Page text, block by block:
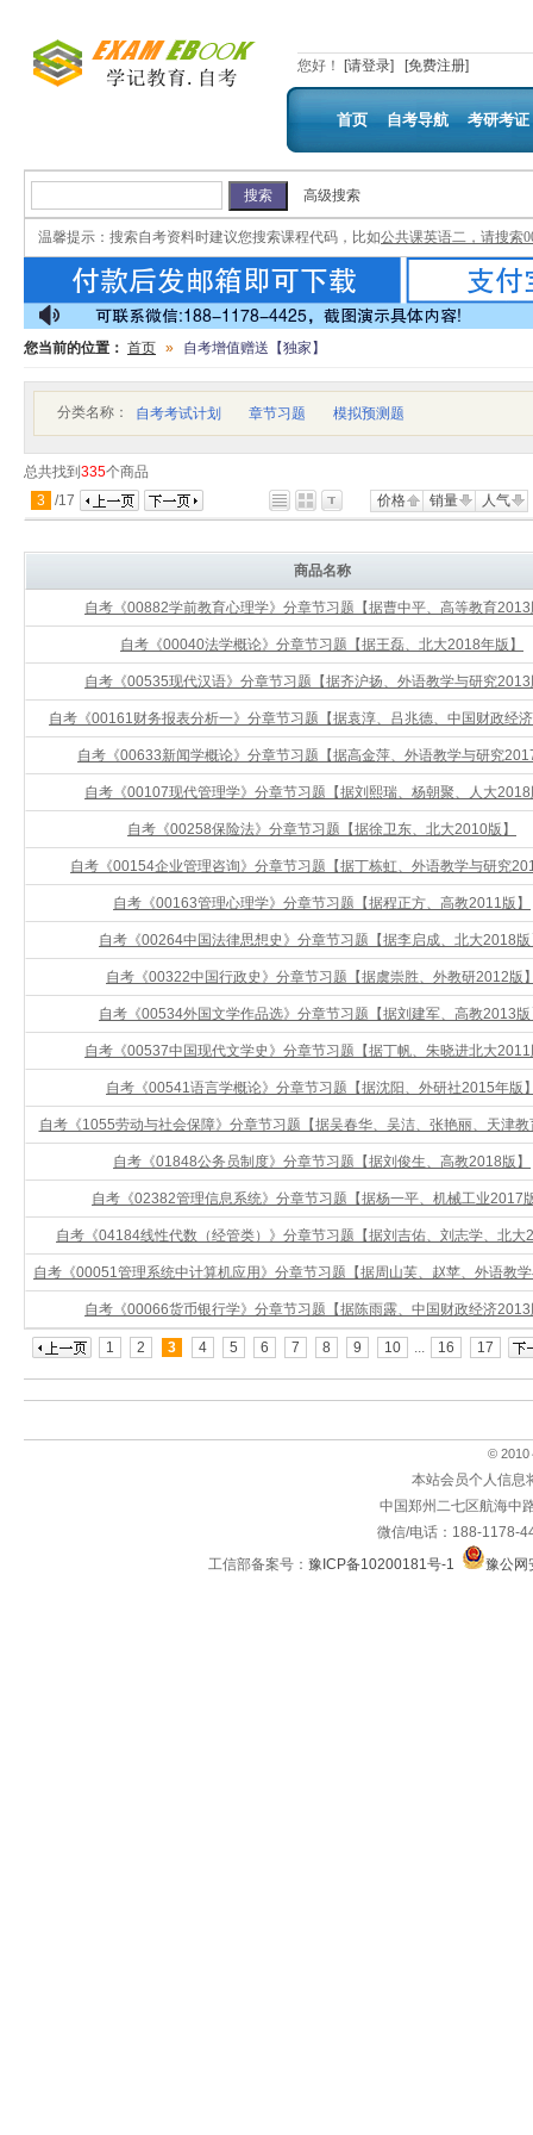
您好 ！ [请登录] [免费注册]
首页 自考导航 考研考证
高级搜索
温馨提示： 搜索自考资料时建议您搜索课程代码，比如公共课英语二，请搜索
您当前的位置： 首页 » 自考增值赠送【独家】
分类名称： 自考考试计划 章节习题 模拟预测题
总共找到 335个商品
3 /17 价格 销量 人气
商品名称
自考《00882学前教育心理学》分章节习题【据曹中平、高等教育
自考《00040法学概论》分章节习题【据王磊、北大2018年版】
自考《00535现代汉语》分章节习题【据齐沪扬、外语教学与研究
自考《00161财务报表分析一》分章节习题【据袁淳、吕兆德、中国财政经
自考《00633新闻学概论》分章节习题【据高金萍、外语教学与研究
自考《00107现代管理学》分章节习题【据刘熙瑞、杨朝聚、人大
自考《00258保险法》分章节习题【据徐卫东、北大2010版】
自考《00154企业管理咨询》分章节习题【据丁栋虹、外语教学与研究
自考《00163管理心理学》分章节习题【据程正方、高教2011版】
自考《00264中国法律思想史》分章节习题【据李启成、北大2018
自考《00322中国行政史》分章节习题【据虞崇胜、外教研2012版
自考《00534外国文学作品选》分章节习题【据刘建军、高教2013
自考《00537中国现代文学史》分章节习题【据丁帆、朱晓进北大
自考《00541语言学概论》分章节习题【据沈阳、外研社2015年版
自考《1055劳动与社会保障》分章节习题【据吴春华、吴洁、张艳丽、天津
自考《01848公务员制度》分章节习题【据刘俊生、高教2018版】
自考《02382管理信息系统》分章节习题【据杨一平、机械工业2017
自考《04184线性代数（经管类）》分章节习题【据刘吉佑、刘志学、北大
自考《00051管理系统中计算机应用》分章节习题【据周山芙、赵苹、外语教
自考《00066货币银行学》分章节习题【据陈雨露、中国财政经济
1 2 3 4 5 6 7 8 9 10 ... 16 17
© 2010
本站会员个人信息
中国郑州二七区航海中
微信/电话：188-1178-
工信部备案号： 豫ICP备10200181号-1 豫公网